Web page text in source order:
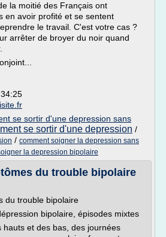
la moitié des Français ont
en avoir profité et se sentent
le travail. C'est votre cas ?
arrêter de broyer du noir quand
se sortir d'une depression sans
se sortir d'une depression /
/ comment soigner la depression sans
la depression bipolaire
du trouble bipolaire
du trouble bipolaire
bipolaire, épisodes mixtes
hauts et des bas, des journées